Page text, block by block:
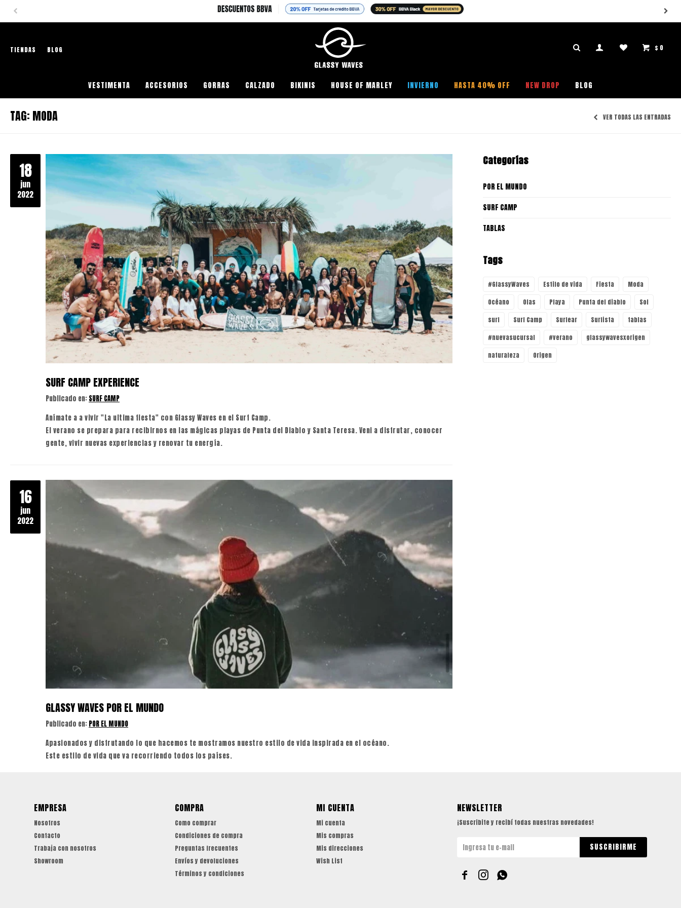
VESTIMENTA ACCESORIOS GORRAS CALZADO BIKINIS HOUSE OF MARLEY INVIERNO HASTA 40% OFF NEW DROP BLOG
 $ 0
TIENDAS BLOG
TAG: MODA VER TODAS LAS ENTRADAS
SURF CAMP EXPERIENCE
18
jun
2022
Publicado en: SURF CAMP
Anímate a a vivir "La ultima fiesta" con Glassy Waves en el Surf Camp.
El verano se prepara para recibirnos en las mágicas playas de Punta del Diablo y Santa Teresa. Veni a disfrutar, conocer
gente, vivir nuevas experiencias y renovar tu energía.
GLASSY WAVES POR EL MUNDO
16
jun
2022
Publicado en: POR EL MUNDO
Apasionados y disfrutando lo que hacemos te mostramos nuestro estilo de vida inspirada en el océano.
Este estilo de vida que va recorriendo todos los países.
Categorías
POR EL MUNDO
SURF CAMP
TABLAS
Tags
#GlassyWaves Estilo de vida Fiesta
Moda
Océano
Olas Playa Punta del diablo
Sol
surf
Surf Camp Surfear Surfista
tablas
#nuevasucursal
#verano
glassywavesxorigen
naturaleza
Origen
EMPRESA
Nosotros
Contacto
Trabaja con nosotros
Showroom
COMPRA
Como comprar
Condiciones de compra
Preguntas frecuentes
Envíos y devoluciones
Términos y condiciones
MI CUENTA
Mi cuenta
Mis compras
Mis direcciones
Wish List
NEWSLETTER
¡Suscribite y recibí todas nuestras novedades!
SUSCRIBIRME
  